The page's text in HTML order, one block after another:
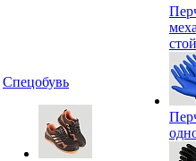
Спецобувь